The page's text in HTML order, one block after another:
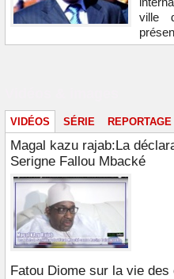
ville
VIDÉOS SÉRIE REPORTAGE
Magal kazu rajab:La
Serigne Fallou Mbacké
Fatou Diome sur la vie